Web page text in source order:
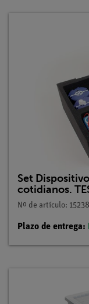
Set
cotidianos.
Nº de artículo:
Plazo de entrega: